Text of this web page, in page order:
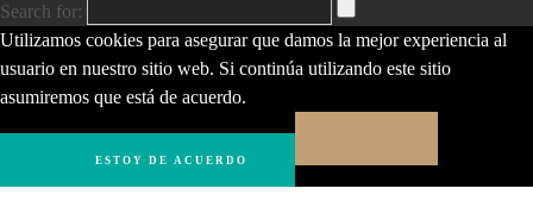
Search for:
Utilizamos cookies para asegurar que damos la mejor experiencia al
usuario en nuestro sitio web. Si continúa utilizando este sitio
asumiremos que está de acuerdo.
ESTOY DE ACUERDO